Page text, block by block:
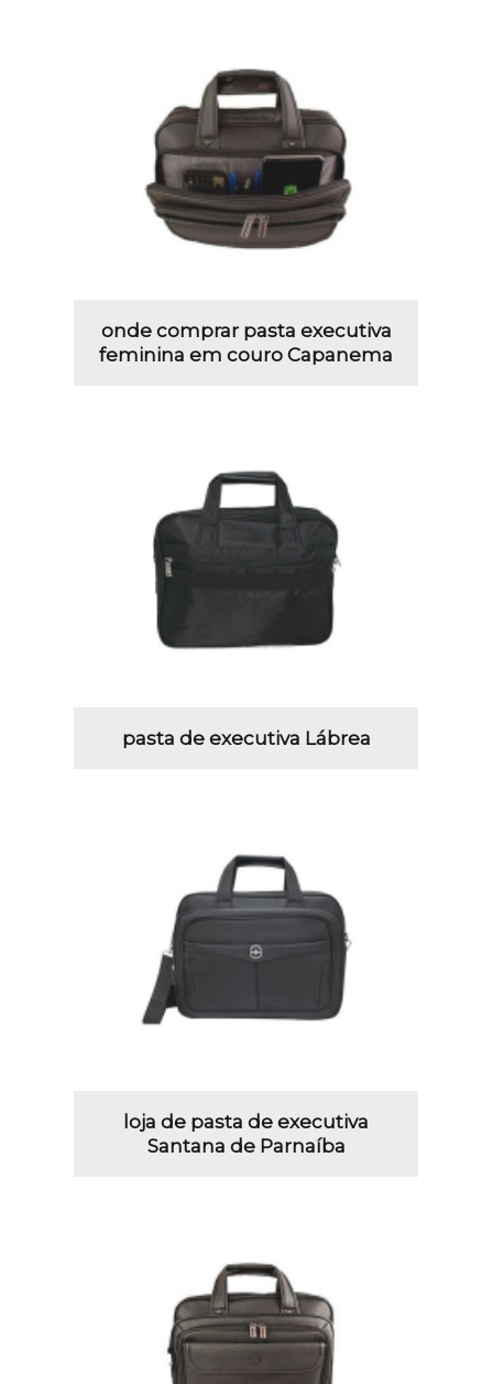
onde comprar pasta executiva
feminina em couro Capanema
pasta de executiva Lábrea
loja de pasta de executiva
Santana de Parnaíba